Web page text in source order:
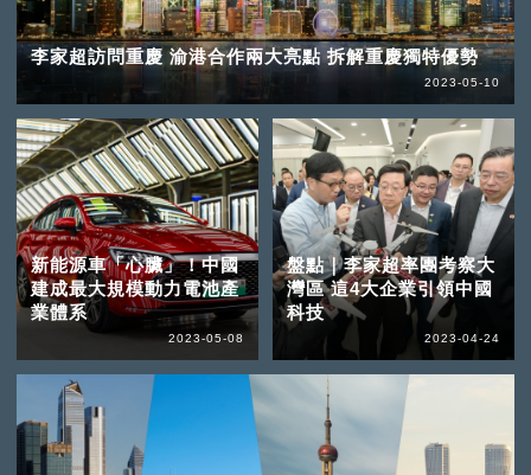
李家超訪問重慶 渝港合作兩大亮點 拆解重慶獨特優勢
2023-05-10
新能源車「心臟」！中國
建成最大規模動力電池產
業體系
2023-05-08
盤點｜李家超率團考察大
灣區 這4大企業引領中國
科技
2023-04-24